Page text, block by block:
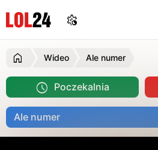
Wideo Ale numer
Poczekalnia